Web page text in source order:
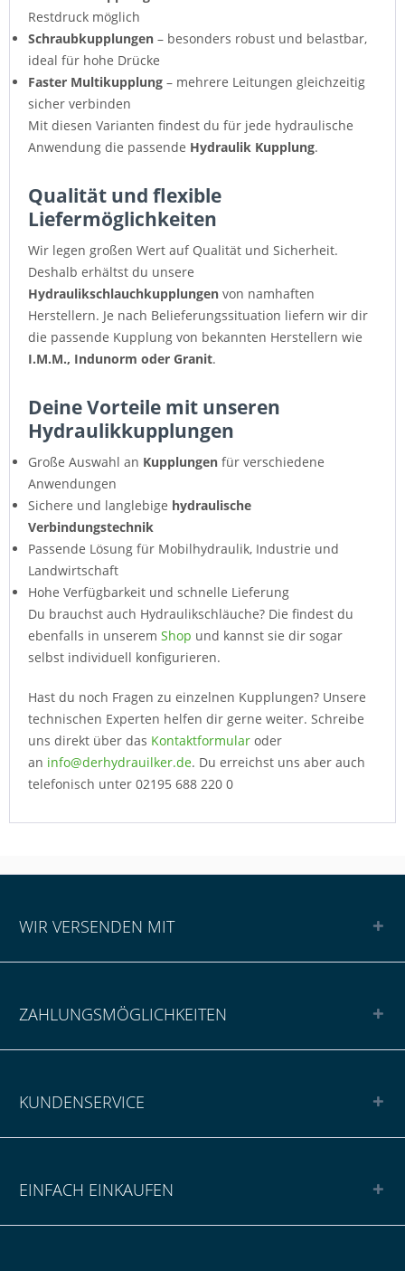
Restdruck möglich
Schraubkupplungen – besonders robust und belastbar,
ideal für hohe Drücke
Faster Multikupplung – mehrere Leitungen gleichzeitig
sicher verbinden
Mit diesen Varianten findest du für jede hydraulische
Anwendung die passende Hydraulik Kupplung.
Qualität und flexible
Liefermöglichkeiten
Wir legen großen Wert auf Qualität und Sicherheit.
Deshalb erhältst du unsere
Hydraulikschlauchkupplungen von namhaften
Herstellern. Je nach Belieferungssituation liefern wir dir
die passende Kupplung von bekannten Herstellern wie
I.M.M., Indunorm oder Granit.
Deine Vorteile mit unseren
Hydraulikkupplungen
Große Auswahl an Kupplungen für verschiedene
Anwendungen
Sichere und langlebige hydraulische
Verbindungstechnik
Passende Lösung für Mobilhydraulik, Industrie und
Landwirtschaft
Hohe Verfügbarkeit und schnelle Lieferung
Du brauchst auch Hydraulikschläuche? Die findest du
ebenfalls in unserem Shop und kannst sie dir sogar
selbst individuell konfigurieren.
Hast du noch Fragen zu einzelnen Kupplungen? Unsere
technischen Experten helfen dir gerne weiter. Schreibe
uns direkt über das Kontaktformular oder
an info@derhydrauilker.de. Du erreichst uns aber auch
telefonisch unter 02195 688 220 0
WIR VERSENDEN MIT
ZAHLUNGSMÖGLICHKEITEN
KUNDENSERVICE
EINFACH EINKAUFEN